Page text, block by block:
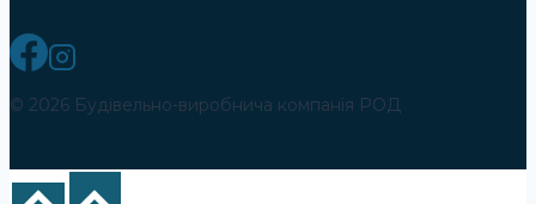
© 2026 Будівельно-виробнича компанія РОД